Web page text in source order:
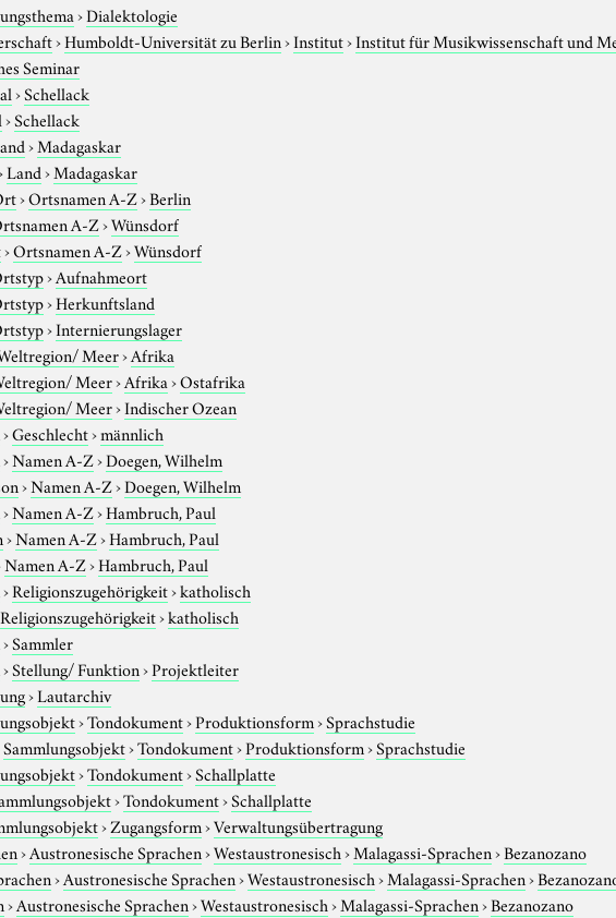
›Dialektologie
›Humboldt-Universität zu Berlin›Institut›Institut für Musikwissenschaft und
Seminar
›Schellack
›Schellack
›Madagaskar
Land›Madagaskar
›Ortsnamen A-Z›Berlin
A-Z›Wünsdorf
›Ortsnamen A-Z›Wünsdorf
›Aufnahmeort
›Herkunftsland
›Internierungslager
Meer›Afrika
Meer›Afrika›Ostafrika
Meer›Indischer Ozean
›Geschlecht›männlich
›Namen A-Z›Doegen, Wilhelm
›Namen A-Z›Doegen, Wilhelm
›Namen A-Z›Hambruch, Paul
›Namen A-Z›Hambruch, Paul
Namen A-Z›Hambruch, Paul
›Religionszugehörigkeit›katholisch
Religionszugehörigkeit›katholisch
›Sammler
›Stellung/ Funktion›Projektleiter
›Lautarchiv
›Tondokument›Produktionsform›Sprachstudie
Sammlungsobjekt›Tondokument›Produktionsform›Sprachstudie
›Tondokument›Schallplatte
›Tondokument›Schallplatte
›Zugangsform›Verwaltungsübertragung
›Austronesische Sprachen›Westaustronesisch›Malagassi-Sprachen›Bezanozano
›Austronesische Sprachen›Westaustronesisch›Malagassi-Sprachen›
›Austronesische Sprachen›Westaustronesisch›Malagassi-Sprachen›Bezanozano